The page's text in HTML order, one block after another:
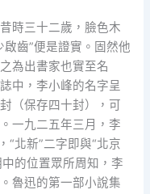
時三十二歲，臉色木
齒”便是證實。固然他
為出書家也實至名
中，李小峰的名字呈
（保存四十封），可
一九二五年三月，李
“北新”二字即與“北京
的位置眾所周知，李
魯迅的第一部小說集